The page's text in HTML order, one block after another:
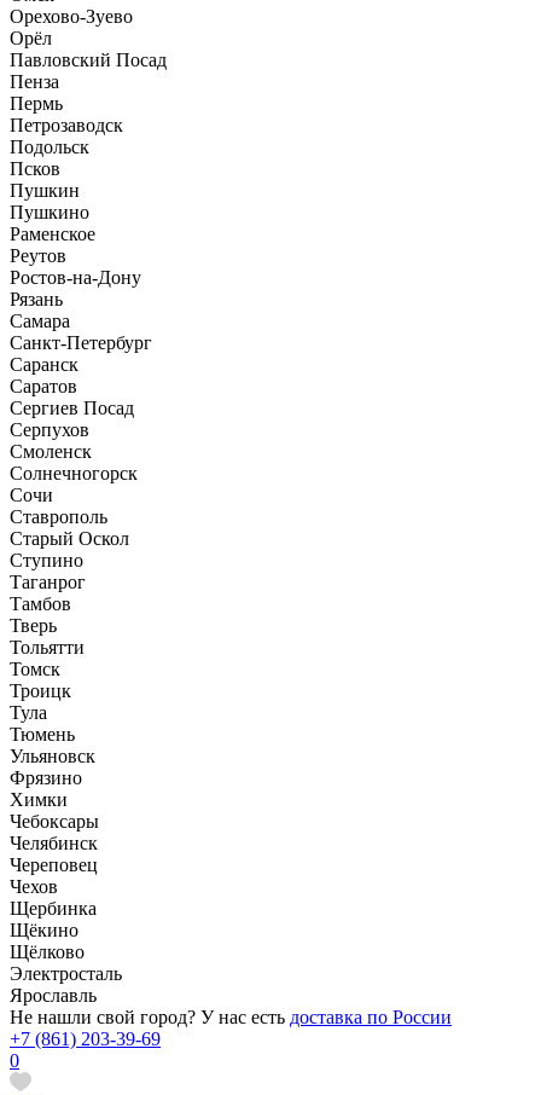
Орехово-Зуево
Орёл
Павловский Посад
Пенза
Пермь
Петрозаводск
Подольск
Псков
Пушкин
Пушкино
Раменское
Реутов
Ростов-на-Дону
Рязань
Самара
Санкт-Петербург
Саранск
Саратов
Сергиев Посад
Серпухов
Смоленск
Солнечногорск
Сочи
Ставрополь
Старый Оскол
Ступино
Таганрог
Тамбов
Тверь
Тольятти
Томск
Троицк
Тула
Тюмень
Ульяновск
Фрязино
Химки
Чебоксары
Челябинск
Череповец
Чехов
Щербинка
Щёкино
Щёлково
Электросталь
Ярославль
Не нашли свой город? У нас есть доставка по России
+7 (861) 203-39-69
0